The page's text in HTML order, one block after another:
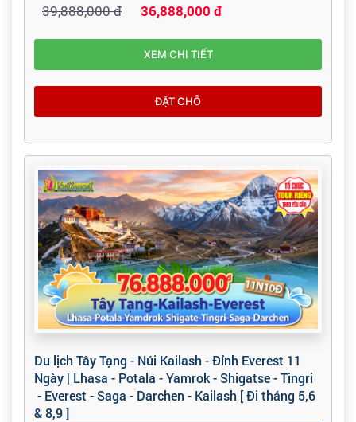
39,888,000 đ 36,888,000 đ
XEM CHI TIẾT
ĐẶT CHỖ
Du lịch Tây Tạng - Núi Kailash - Đỉnh Everest 11
Ngày | Lhasa - Potala - Yamrok - Shigatse - Tingri
- Everest - Saga - Darchen - Kailash [ Đi tháng 5,6
& 8,9 ]